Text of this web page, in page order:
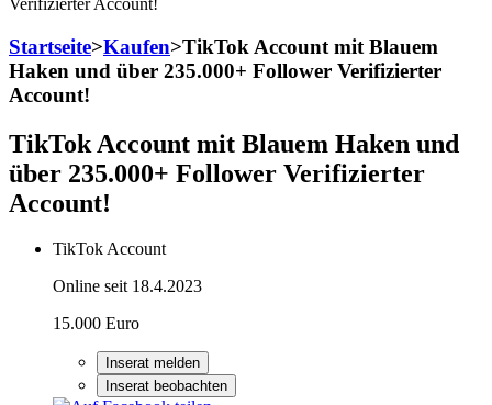
Startseite>Kaufen>TikTok Account mit Blauem
Haken und über 235.000+ Follower Verifizierter
Account!
TikTok Account mit Blauem Haken und
über 235.000+ Follower Verifizierter
Account!
TikTok Account
Online seit 18.4.2023
15.000 Euro
Inserat melden
Inserat beobachten